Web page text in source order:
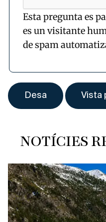
Esta pregunta es
es un visitante
de spam
NOTÍCIES